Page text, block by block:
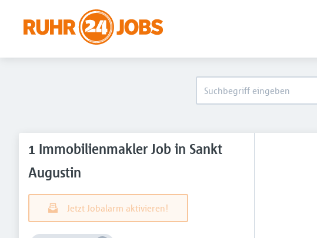
1 Immobilienmakler Job in Sankt
Augustin
Jetzt Jobalarm aktivieren!